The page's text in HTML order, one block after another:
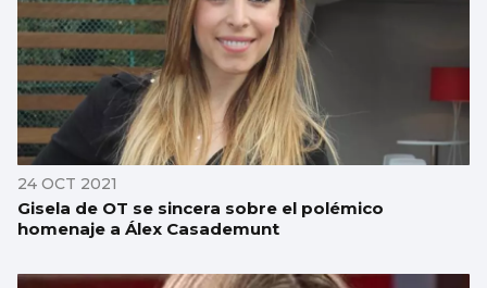
24 OCT 2021
Gisela de OT se sincera sobre el polémico
homenaje a Álex Casademunt